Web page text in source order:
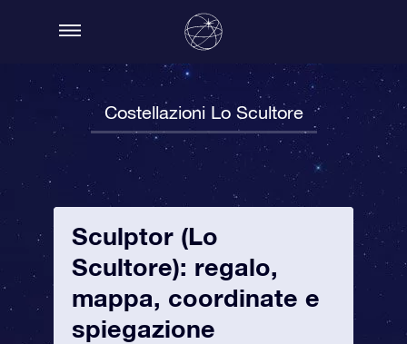
Costellazioni Lo Scultore
Sculptor (Lo
Scultore): regalo,
mappa, coordinate e
spiegazione